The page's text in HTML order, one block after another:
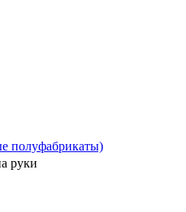
полуфабрикаты)
руки